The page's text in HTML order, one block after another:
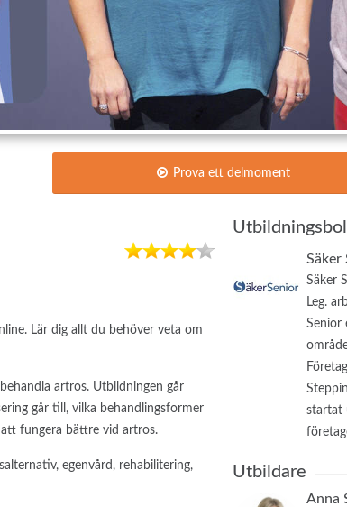
Prova ett delmoment
Lär dig allt du behöver veta om
artros. Utbildningen går
går till, vilka behandlingsformer
fungera bättre vid artros.
egenvård, rehabilitering,
Säker
Säker
Leg.
Senior
startat
Utbildare
Anna